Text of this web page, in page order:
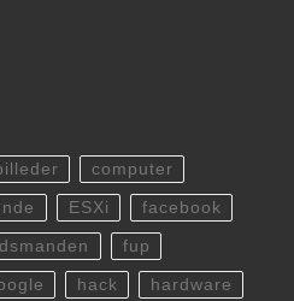
computer
ESXi facebook
fup
hack hardware